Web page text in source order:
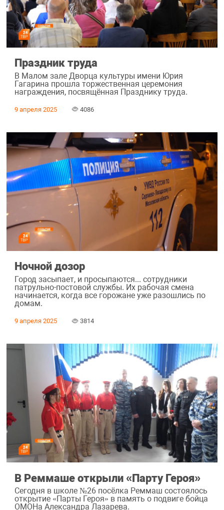
Праздник труда
В Малом зале Дворца культуры имени Юрия
Гагарина прошла торжественная церемония
награждения, посвящённая Празднику труда.
9 апреля 2025 4086
Ночной дозор
Город засыпает, и просыпаются... сотрудники
патрульно-постовой службы. Их рабочая смена
начинается, когда все горожане уже разошлись по
домам.
9 апреля 2025 3814
В Реммаше открыли «Парту Героя»
Сегодня в школе №26 посёлка Реммаш состоялось
открытие «Парты Героя» в память о подвиге бойца
ОМОНа Александра Лазарева.